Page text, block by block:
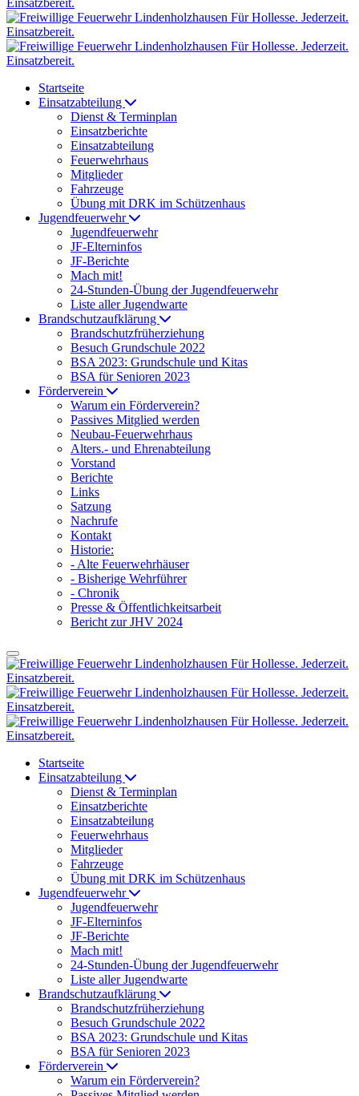
Startseite
Einsatzabteilung
Dienst & Terminplan
Einsatzberichte
Einsatzabteilung
Feuerwehrhaus
Mitglieder
Fahrzeuge
Übung mit DRK im Schützenhaus
Jugendfeuerwehr
Jugendfeuerwehr
JF-Elterninfos
JF-Berichte
Mach mit!
24-Stunden-Übung der Jugendfeuerwehr
Liste aller Jugendwarte
Brandschutzaufklärung
Brandschutzfrüherziehung
Besuch Grundschule 2022
BSA 2023: Grundschule und Kitas
BSA für Senioren 2023
Förderverein
Warum ein Förderverein?
Passives Mitglied werden
Neubau-Feuerwehrhaus
Alters.- und Ehrenabteilung
Vorstand
Berichte
Links
Satzung
Nachrufe
Kontakt
Historie:
- Alte Feuerwehrhäuser
- Bisherige Wehrführer
- Chronik
Presse & Öffentlichkeitsarbeit
Bericht zur JHV 2024
Startseite
Einsatzabteilung
Dienst & Terminplan
Einsatzberichte
Einsatzabteilung
Feuerwehrhaus
Mitglieder
Fahrzeuge
Übung mit DRK im Schützenhaus
Jugendfeuerwehr
Jugendfeuerwehr
JF-Elterninfos
JF-Berichte
Mach mit!
24-Stunden-Übung der Jugendfeuerwehr
Liste aller Jugendwarte
Brandschutzaufklärung
Brandschutzfrüherziehung
Besuch Grundschule 2022
BSA 2023: Grundschule und Kitas
BSA für Senioren 2023
Förderverein
Warum ein Förderverein?